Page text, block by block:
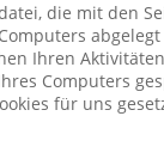
die mit den
Ihren
Computers
für uns